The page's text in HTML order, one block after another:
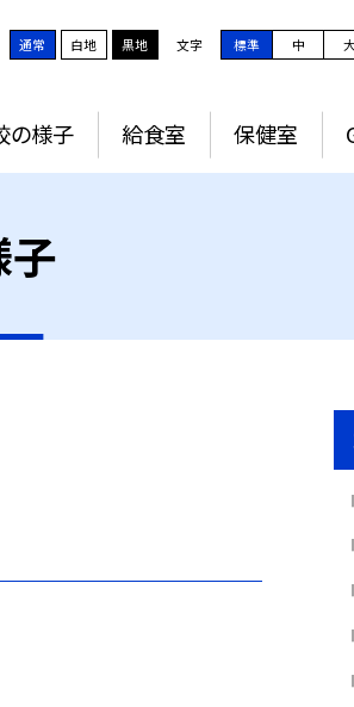
通常 白地 黒地 文字 標準 中
の様子 給食室 保健室
子